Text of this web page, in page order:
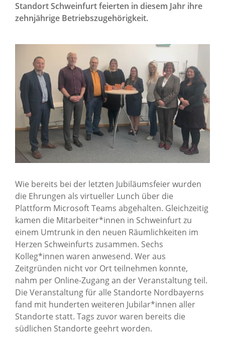
Für Unternehmen
Über uns
Standorte
Presse
News Archiv
Standort Schweinfurt feierten in diesem Jahr ihre
zehnjährige Betriebszugehörigkeit.
Wie bereits bei der letzten Jubiläumsfeier wurden
die Ehrungen als virtueller Lunch über die
Plattform Microsoft Teams abgehalten. Gleichzeitig
kamen die Mitarbeiter*innen in Schweinfurt zu
einem Umtrunk in den neuen Räumlichkeiten im
Herzen Schweinfurts zusammen. Sechs
Kolleg*innen waren anwesend. Wer aus
Zeitgründen nicht vor Ort teilnehmen konnte,
nahm per Online-Zugang an der Veranstaltung teil.
Die Veranstaltung für alle Standorte Nordbayerns
fand mit hunderten weiteren Jubilar*innen aller
Standorte statt. Tags zuvor waren bereits die
südlichen Standorte geehrt worden.